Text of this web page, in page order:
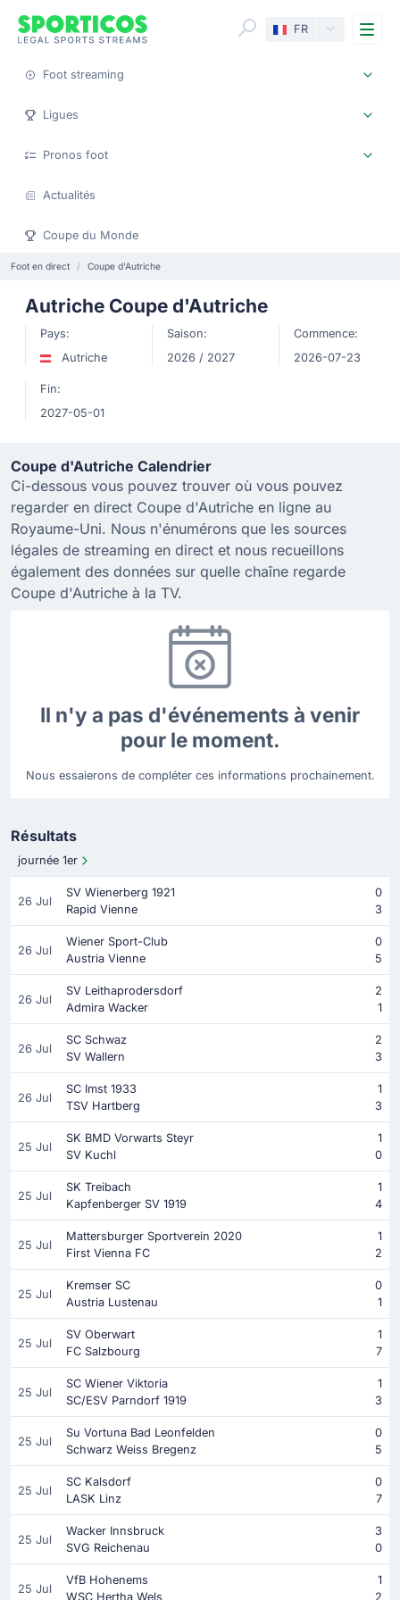
FR
Foot streaming
Ligues
Pronos foot
Actualités
Coupe du Monde
Foot en direct Coupe d'Autriche
Autriche Coupe d'Autriche
Pays:
Autriche
Saison:
2026 / 2027
Commence:
2026-07-23
Fin:
2027-05-01
Coupe d'Autriche Calendrier
Ci-dessous vous pouvez trouver où vous pouvez
regarder en direct Coupe d'Autriche en ligne au
Royaume-Uni. Nous n'énumérons que les sources
légales de streaming en direct et nous recueillons
également des données sur quelle chaîne regarde
Coupe d'Autriche à la TV.
Il n'y a pas d'événements à venir
pour le moment.
Nous essaierons de compléter ces informations prochainement.
Résultats
journée 1er
26 Jul
SV Wienerberg 1921
0
Rapid Vienne
3
26 Jul
Wiener Sport-Club
0
Austria Vienne
5
26 Jul
SV Leithaprodersdorf
2
Admira Wacker
1
26 Jul
SC Schwaz
2
SV Wallern
3
26 Jul
SC Imst 1933
1
TSV Hartberg
3
25 Jul
SK BMD Vorwarts Steyr
1
SV Kuchl
0
25 Jul
SK Treibach
1
Kapfenberger SV 1919
4
25 Jul
Mattersburger Sportverein 2020
1
First Vienna FC
2
25 Jul
Kremser SC
0
Austria Lustenau
1
25 Jul
SV Oberwart
1
FC Salzbourg
7
25 Jul
SC Wiener Viktoria
1
SC/ESV Parndorf 1919
3
25 Jul
Su Vortuna Bad Leonfelden
0
Schwarz Weiss Bregenz
5
25 Jul
SC Kalsdorf
0
LASK Linz
7
25 Jul
Wacker Innsbruck
3
SVG Reichenau
0
25 Jul
VfB Hohenems
1
WSC Hertha Wels
2